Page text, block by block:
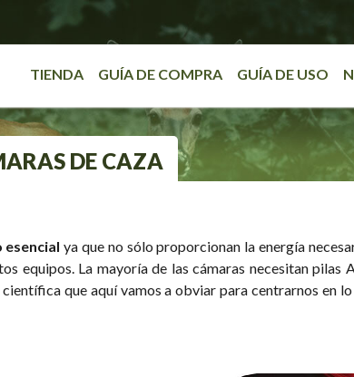
TIENDA GUÍA DE COMPRA GUÍA DE USO
DE CAZA
esencial ya que no sólo proporcionan la energía
equipos. La mayoría de las cámaras necesitan
que aquí vamos a obviar para centrarnos en